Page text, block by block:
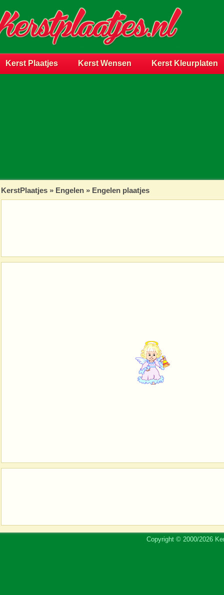
Kerst Plaatjes Kerst Wensen Kerst Kleurplaten
KerstPlaatjes » Engelen » Engelen plaatjes
Copyright © 2000/2026